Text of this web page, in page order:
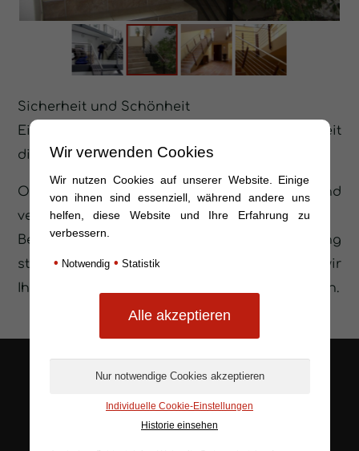
Sicherheit und Schönheit
Ein Geländer kann mehr als nur der Sicherheit
dienen.
Ob klassisch und zeitlos, ob romantisch und
verspielt, ob modern und gradlinig.
Bei der Auswahl der vielen zur Verfügung
stehenden Materialien und Formen, helfen wir
Ihnen, das für Sie passende Geländer zu finden.
Adresse
Wir verwenden Cookies
Wir nutzen Cookies auf unserer Website. Einige
von ihnen sind essenziell, während andere uns
helfen, diese Website und Ihre Erfahrung zu
verbessern.
• Notwendig • Statistik
Individuelle Cookie-Einstellungen
Historie einsehen